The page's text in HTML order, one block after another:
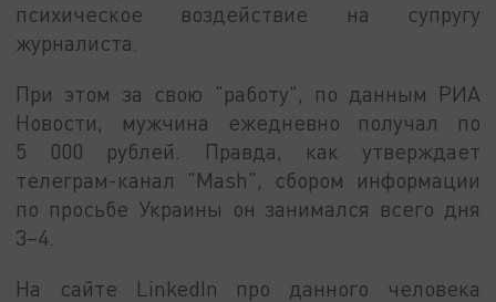
психическое воздействие на супругу
журналиста.
При этом за свою "работу", по данным РИА
Новости, мужчина ежедневно получал по
5 000 рублей. Правда, как утверждает
телеграм-канал "Mash", сбором информации
по просьбе Украины он занимался всего дня
3–4.
На сайте LinkedIn про данного человека